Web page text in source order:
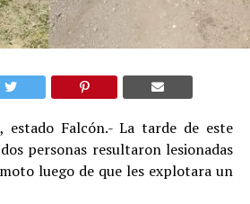
estado Falcón.- La tarde de este
personas resultaron lesionadas
luego de que les explotara un